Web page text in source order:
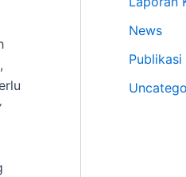
News
Publikasi